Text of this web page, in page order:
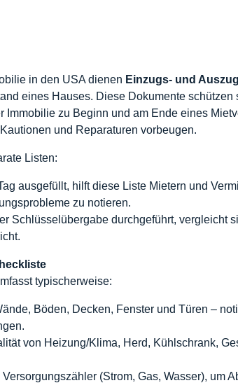
in den USA dienen Einzugs- und
eines Hauses. Diese Dokumente schützen
Immobilie zu Beginn und am Ende eines
und Reparaturen vorbeugen.
Listen:
ausgefüllt, hilft diese Liste Mietern und
zu notieren.
Schlüsselübergabe durchgeführt, vergleicht
typischerweise:
Böden, Decken, Fenster und Türen –
von Heizung/Klima, Herd, Kühlschrank,
(Strom, Gas, Wasser), um